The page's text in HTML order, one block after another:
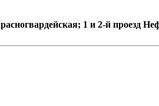
1 и 2-й проезд